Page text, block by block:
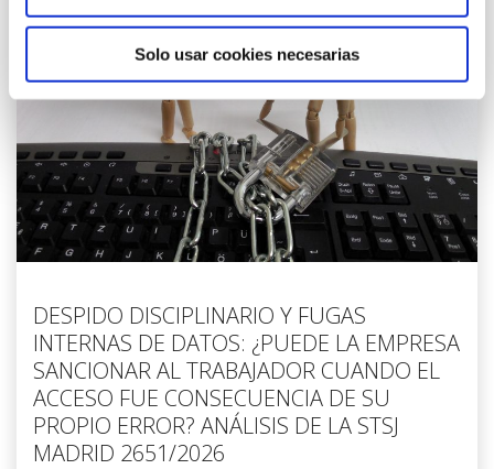
Solo usar cookies necesarias
DESPIDO DISCIPLINARIO Y FUGAS
INTERNAS DE DATOS: ¿PUEDE LA EMPRESA
SANCIONAR AL TRABAJADOR CUANDO EL
ACCESO FUE CONSECUENCIA DE SU
PROPIO ERROR? ANÁLISIS DE LA STSJ
MADRID 2651/2026